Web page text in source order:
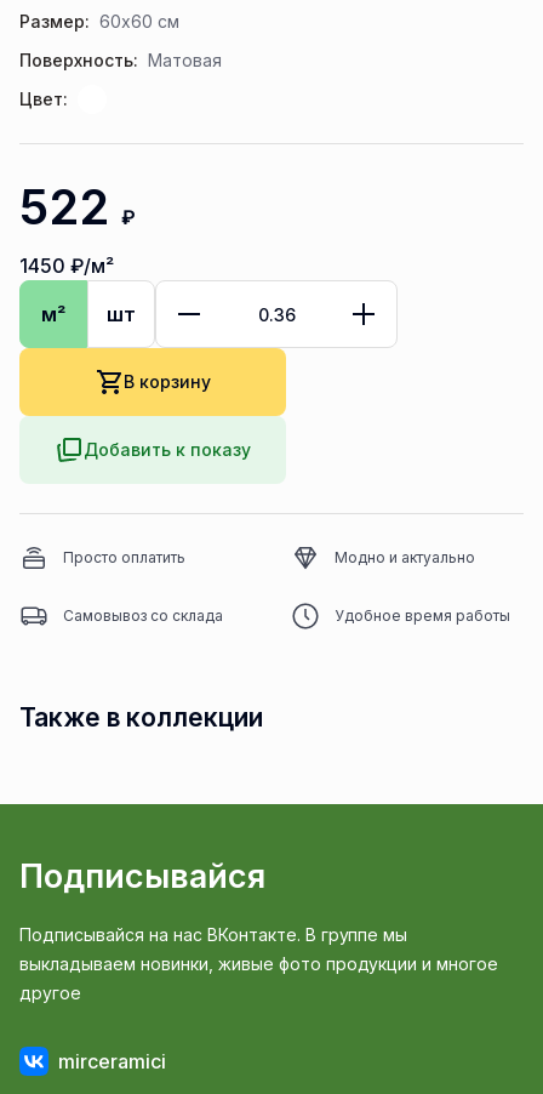
Размер: 60x60 см
Поверхность: Матовая
Цвет:
522 ₽
1450 ₽/м²
м²
шт
В корзину
Добавить к показу
Просто оплатить Модно и актуально
Самовывоз со склада Удобное время работы
Также в коллекции
Подписывайся
Подписывайся на нас ВКонтакте. В группе мы
выкладываем новинки, живые фото продукции и многое
другое
mirceramici